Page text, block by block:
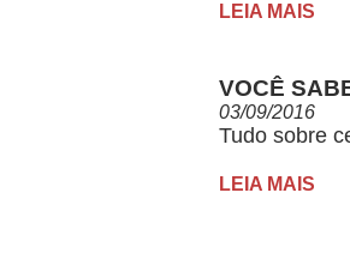
LEIA MAIS
VOCÊ
03/09/2016
Tudo sobre
LEIA MAIS